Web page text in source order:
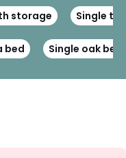
storage Single
bed Single oak